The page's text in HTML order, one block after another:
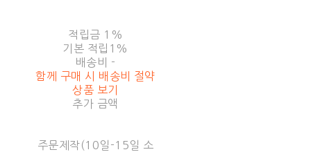
적립금 1%
기본 적립 1%
배송비 -
함께 구매 시 배송비 절약
상품 보기
추가 금액
주문제작(10일-15일 소